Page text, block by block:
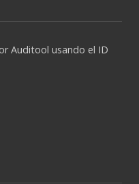
Auditool usando el ID